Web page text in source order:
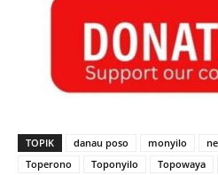
TOPIK danau poso monyilo
Toperono
Toponyilo Topowaya